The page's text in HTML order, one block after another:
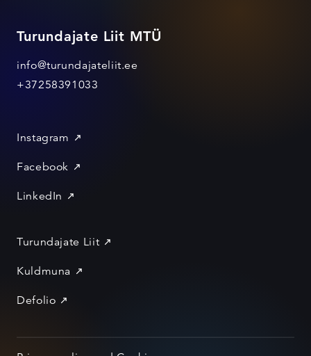
Turundajate Liit MTÜ
info@turundajateliit.ee
+37258391033
Instagram
Facebook
LinkedIn
Turundajate Liit
Kuldmuna
Defolio